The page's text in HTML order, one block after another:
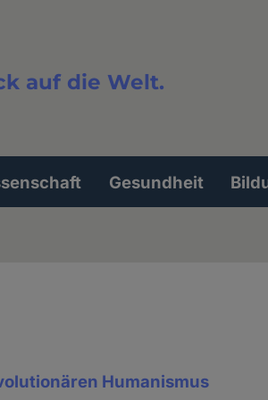
auf die Welt.
Gesundheit
Humanismus